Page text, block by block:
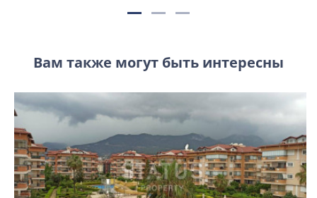
Вам также могут быть интересны